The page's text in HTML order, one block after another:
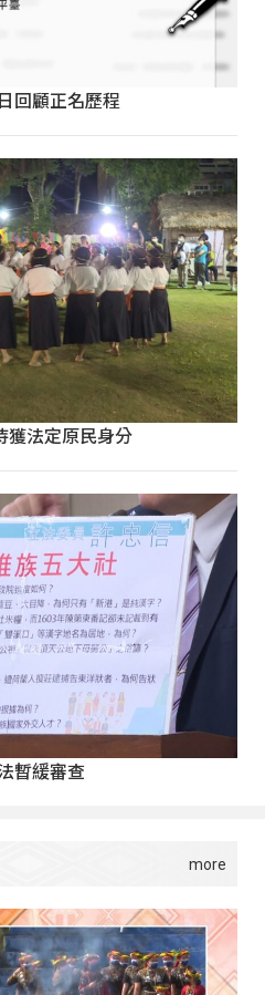
回顧正名歷程
獲法定原民身分
暫緩審查